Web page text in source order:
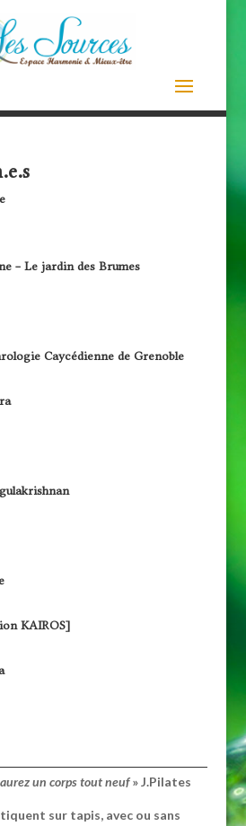
– Le jardin des Brumes
Caycédienne de Grenoble
KAIROS]
un corps tout neuf» J.Pilates
sur tapis, avec ou sans